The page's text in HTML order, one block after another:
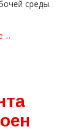
среды.
...